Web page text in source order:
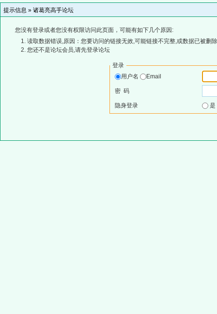
提示信息 » 诸葛亮高手论坛
您没有登录或者您没有权限访问此页面，可能有如下几个原因:
读取数据错误,原因：您要访问的链接无效,可能链接不完整,或数据已被删
您还不是论坛会员,请先登录论坛
登录
用户名
Email
密 码
隐身登录